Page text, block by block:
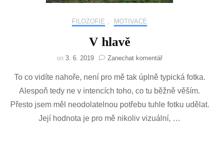
FILOZOFIE MOTIVACE
V hlavě
on 3. 6. 2019 Zanechat komentářna
hlavě
To co vidíte nahoře, není pro mě tak úplně typická fotka.
Alespoň tedy ne v intencích toho, co tu běžně věším.
Přesto jsem měl neodolatelnou potřebu tuhle fotku udělat.
Její hodnota je pro mě nikoliv vizuální, …